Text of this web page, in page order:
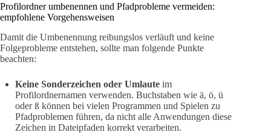
Profilordner umbenennen und Pfadprobleme vermeiden:
empfohlene Vorgehensweisen
Damit die Umbenennung reibungslos verläuft und keine
Folgeprobleme entstehen, sollte man folgende Punkte
beachten:
Keine Sonderzeichen oder Umlaute im
Profilordnernamen verwenden. Buchstaben wie ä, ö, ü
oder ß können bei vielen Programmen und Spielen zu
Pfadproblemen führen, da nicht alle Anwendungen diese
Zeichen in Dateipfaden korrekt verarbeiten.